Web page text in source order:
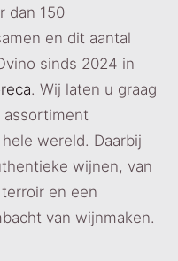
dan 150
en dit aantal
sinds 2024 in
. Wij laten u graag
assortiment
wereld. Daarbij
wijnen, van
en een
van wijnmaken.